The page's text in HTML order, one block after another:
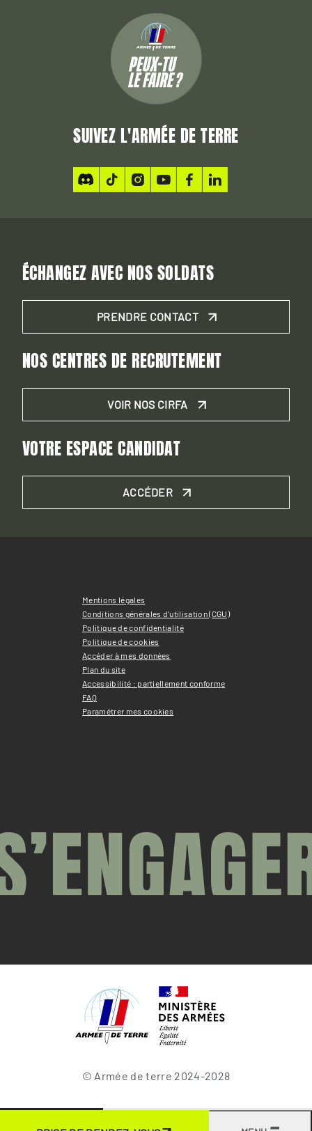
SUIVEZ L'ARMÉE DE TERRE
ÉCHANGEZ AVEC NOS SOLDATS
PRENDRE CONTACT
NOS CENTRES DE RECRUTEMENT
VOIR NOS CIRFA
VOTRE ESPACE CANDIDAT
ACCÉDER
Mentions légales
Conditions générales d'utilisation (CGU)
Politique de confidentialité
Politique de cookies
Accéder à mes données
Plan du site
Accessibilité : partiellement conforme
FAQ
Paramétrer mes cookies
© Armée de terre 2024-2028